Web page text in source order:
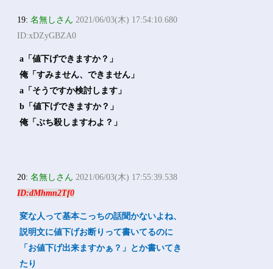
19:名無しさん 2021/06/03(木) 17:54:10.680
ID:xDZyGBZA0
a「値下げできますか？」
俺「すみません、できません」
a「そうですか検討します」
b「値下げできますか？」
俺「ぶち殺しますわよ？」
20:名無しさん 2021/06/03(木) 17:55:39.538
ID:dMhmn2Tf0
変な人って基本こっちの話聞かないよね、
説明文に値下げお断りって書いてるのに
「お値下げ出来ますかぁ？」とか書いてき
たり